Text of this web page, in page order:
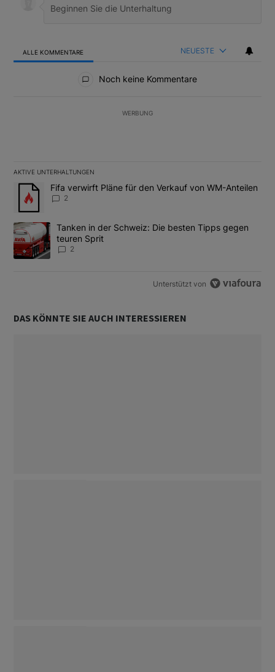
ALLE KOMMENTARE NEUESTE
Noch keine Kommentare
WERBUNG
AKTIVE UNTERHALTUNGEN
Das Folgende ist eine Liste der am meisten kommentierten
Ein Trendartikel mit dem Titel "Fifa verwirft Pläne für den
Fifa verwirft Pläne für den Verkauf von WM-Anteilen
2
Ein Trendartikel mit dem Titel "Tanken in der Schweiz: Die
Tanken in der Schweiz: Die besten Tipps gegen
teuren Sprit
2
Unterstützt von
DAS KÖNNTE SIE AUCH INTERESSIEREN